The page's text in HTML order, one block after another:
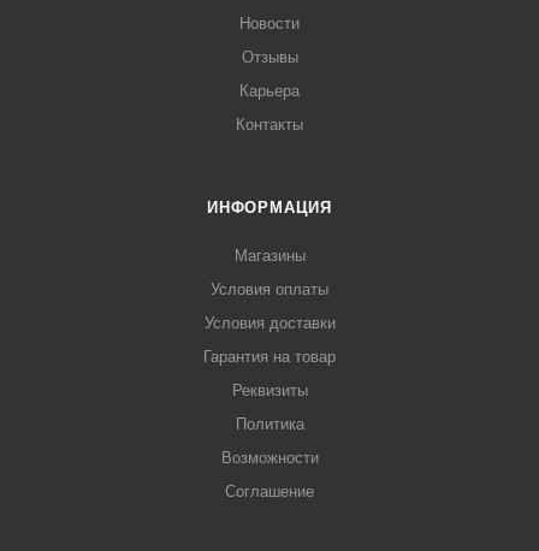
Новости
Отзывы
Карьера
Контакты
ИНФОРМАЦИЯ
Магазины
Условия оплаты
Условия доставки
Гарантия на товар
Реквизиты
Политика
Возможности
Соглашение